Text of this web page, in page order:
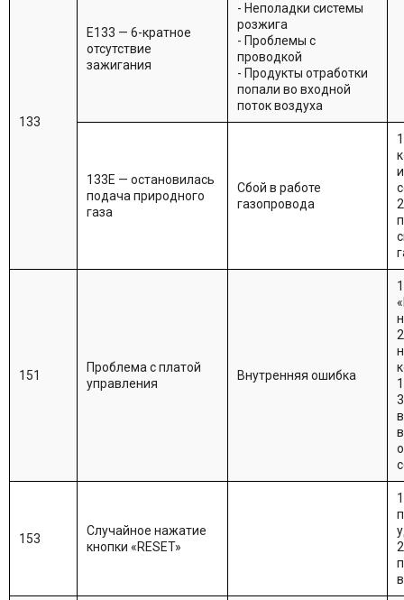
133
Е133 — 6-кратное
отсутствие
зажигания
- Неполадки системы
розжига
- Проблемы с
проводкой
- Продукты отработки
попали во входной
поток воздуха
133Е — остановилась
подача природного
газа
Сбой в работе
газопровода
151
Проблема с платой
управления
Внутренняя ошибка
153
Случайное нажатие
кнопки «RESET»